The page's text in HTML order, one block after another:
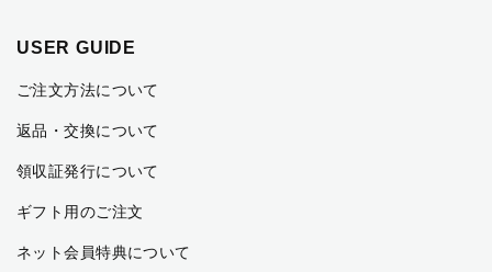
USER GUIDE
ご注文方法について
返品・交換について
領収証発行について
ギフト用のご注文
ネット会員特典について